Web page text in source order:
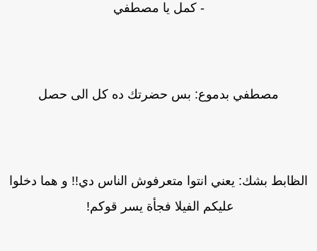
- كمل يا مصطفي
مصطفي بدموع: بس حضرتك ده كل الى حصل
بشك: يعني انتوا متعرفوش الناس دي!! و هما دخلوا
عليكم الفيلا فجأة يسر قوكم!